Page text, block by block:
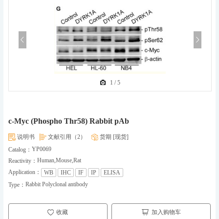
c-Myc (Phospho Thr58) Rabbit pAb
说明书 文献引用（2）
货期 [现货]
Catalog： YP0069
Reactivity： Human,Mouse,Rat
Application：
WB IHC IF IP
ELISA
Type： Rabbit Polyclonal antibody
1 /5
收藏 加入购物车